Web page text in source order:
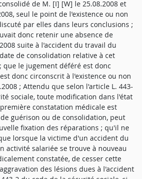
de M. [I] [W] le 25.08.2008 et
seul le point de l'existence ou non
par elles dans leurs conclusions ;
donc retenir une absence de
suite à l'accident du travail du
de consolidation relative à cet
que le jugement déféré est donc
donc circonscrit à l'existence ou non
; Attendu que selon l'article L. 443-
sociale, toute modification dans l'état
constatation médicale est
guérison ou de consolidation, peut
fixation des réparations ; qu'il ne
lorsque la victime d'un accident du
activité salariée se trouve à nouveau
constatée, de cesser cette
des lésions dues à l'accident